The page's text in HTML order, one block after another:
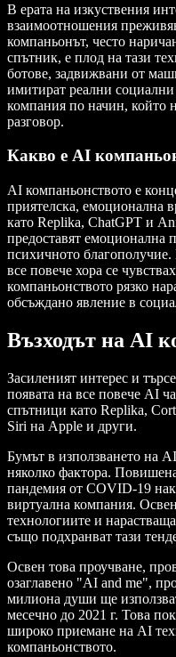
В ерата на изкуствения
взаимоотношения
компаньонът, често
спътник, е плод на тази
ботове, задвижвани от
имитират реални
компания по начин, който
разговор.
Какво е AI
AI компаньонството е
приятелска, емоционална
като Replika, ChatGPT и
предоставят емоционална
психичното
все повече хора се
компаньонството рязко
обсъждано явление в
Възходът на AI
Засиленият интерес и
появата на все повече AI
спътници като Replika,
Siri на Apple и други.
Бумът в използването на
няколко фактора.
пандемия от COVID-19
виртуална компания.
технологиите и
също подхранват тази
Освен това проучване,
озаглавено "AI and me",
милиона души ще
месечно до 2021 г. Това
широко приемане на AI
компаньонството.